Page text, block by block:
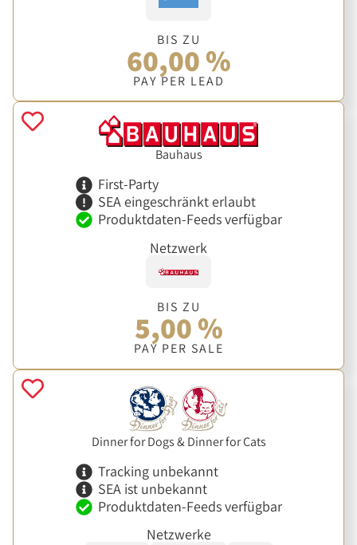
BIS ZU
60,00 %
PAY PER LEAD
Bauhaus
First-Party
SEA eingeschränkt erlaubt
Produktdaten-Feeds verfügbar
Netzwerk
BIS ZU
5,00 %
PAY PER SALE
Dinner for Dogs & Dinner for Cats
Tracking unbekannt
SEA ist unbekannt
Produktdaten-Feeds verfügbar
Netzwerke